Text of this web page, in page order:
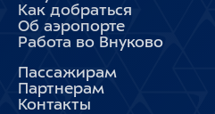
Как добраться
Об аэропорте
Работа во Внуково
Пассажирам
Партнерам
Контакты